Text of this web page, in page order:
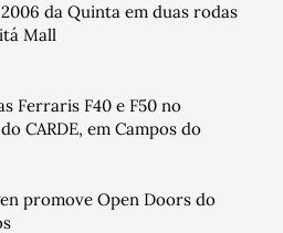
2006 da Quinta em duas rodas
Mall
Ferraris F40 e F50 no
CARDE, em Campos do
promove Open Doors do